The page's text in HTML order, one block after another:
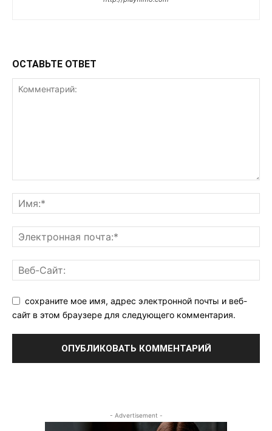
ОСТАВЬТЕ ОТВЕТ
сохраните мое имя, адрес электронной почты и веб-
сайт в этом браузере для следующего комментария.
- Advertisement -